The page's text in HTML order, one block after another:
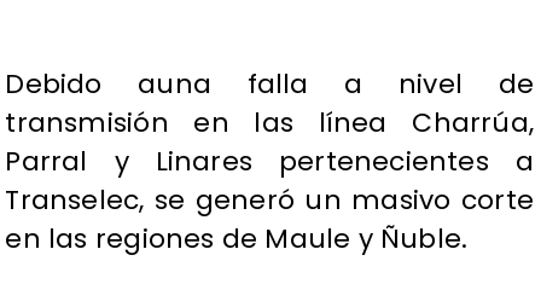
Debido auna falla a nivel de
transmisión en las línea Charrúa,
Parral y Linares pertenecientes a
Transelec, se generó un masivo corte
en las regiones de Maule y Ñuble.